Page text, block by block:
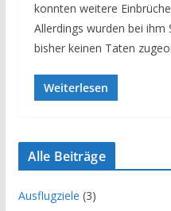
konnten weitere
Allerdings wurden bei ihm
bisher keinen Taten
Weiterlesen
Alle Beiträge
Ausflugziele (3)